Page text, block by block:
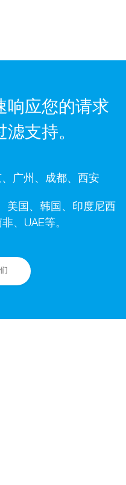
响应您的请求
支持。
广州、成都、西安
国、韩国、印度尼西
、UAE等。